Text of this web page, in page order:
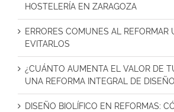
HOSTELERÍA EN ZARAGOZA
ERRORES COMUNES AL REFORMAR
EVITARLOS
¿CUÁNTO AUMENTA EL VALOR DE
UNA REFORMA INTEGRAL DE
DISEÑO BIOLÍFICO EN REFORMAS: